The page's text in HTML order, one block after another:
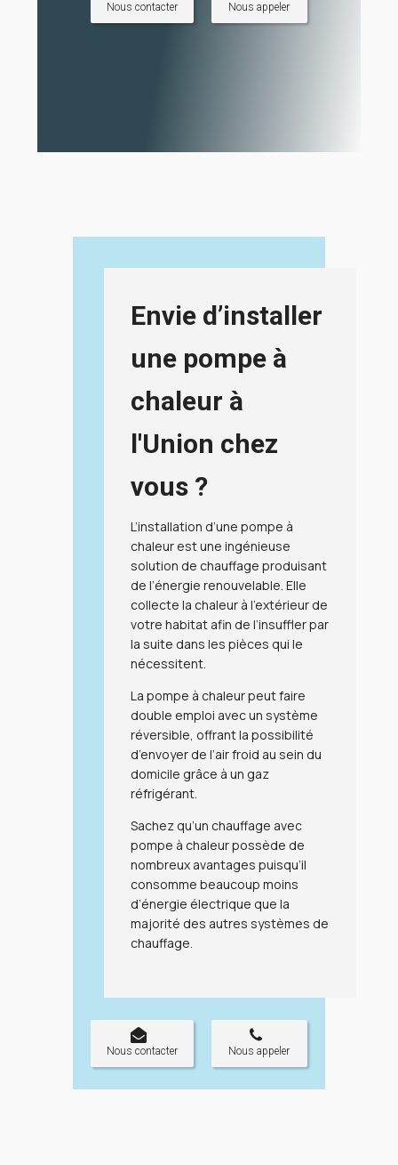
Nous contacter Nous appeler
Envie d’installer
une pompe à
chaleur à
l'Union chez
vous ?
L’installation d’une pompe à
chaleur est une ingénieuse
solution de chauffage produisant
del’énergie renouvelable. Elle
collecte la chaleur à l’extérieur de
votre habitat afin de l’insuffler par
la suite dans les pièces qui le
nécessitent.
La pompe à chaleur peut faire
double emploi avec unsystème
réversible, offrant la possibilité
d’envoyer de l’air froid au sein du
domicile grâce à un gaz
réfrigérant.
Sachez qu’un chauffage avec
pompe à chaleurpossède de
nombreux avantages puisqu’il
consomme beaucoupmoins
d’énergie électrique que la
majorité des autres systèmes de
chauffage.
Nous contacter Nous appeler